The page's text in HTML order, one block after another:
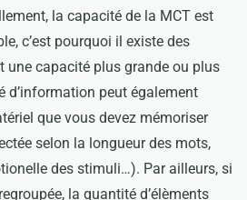
la capacité de la MCT est
c’est pourquoi il existe des
une capacité plus grande ou plus
d’information peut également
que vous devez mémoriser
selon la longueur des mots,
des stimuli…). Par ailleurs, si
la quantité d’élèments